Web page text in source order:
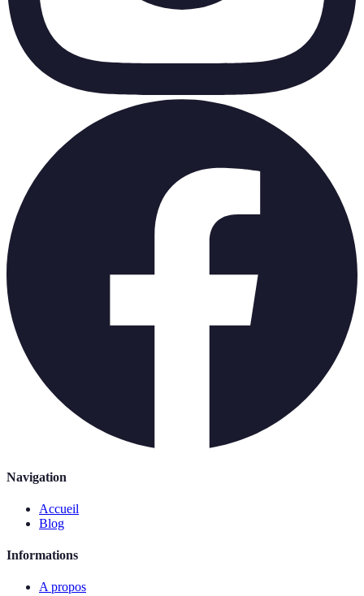
Navigation
Accueil
Blog
Informations
A propos